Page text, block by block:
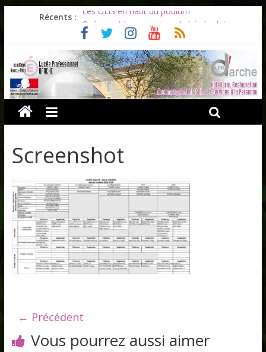
Récents : Les ULiS en haut du podium
Océane et la promotion du bénévolat
Bonnes vacances à tous !
Infos rentrée septembre 2026
Soirée d’adieux au Lycée Darche
Screenshot
← Précédent
Vous pourrez aussi aimer